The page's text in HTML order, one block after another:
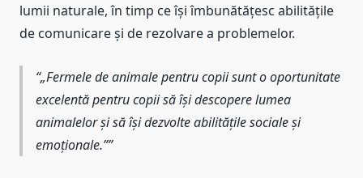
lumii naturale, în timp ce își îmbunătățesc abilitățile
de comunicare și de rezolvare a problemelor.
„Fermele de animale pentru copii sunt o oportunitate
excelentă pentru copii să își descopere lumea
animalelor și să își dezvolte abilitățile sociale și
emoționale.”